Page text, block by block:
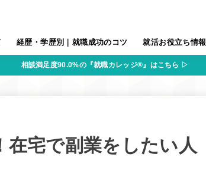
経歴・学歴別｜就職成功のコツ 就活お役立ち情報
相談満足度90.0%の『就職カレッジ®』はこちら ▷
在宅で副業をしたい人